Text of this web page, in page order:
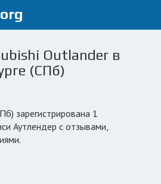
Outlander в
(СПб)
Аутлендер с отзывами,